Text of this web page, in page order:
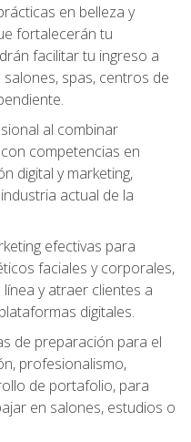
en belleza y
fortalecerán tu
facilitar tu ingreso a
spas, centros de
al combinar
competencias en
digital y marketing,
actual de la
efectivas para
faciales y corporales,
y atraer clientes a
digitales.
de preparación para el
profesionalismo,
de portafolio, para
en salones, estudios o